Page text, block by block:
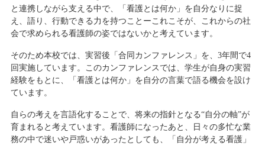
と連携しながら支える中で、「看護とは何か」を自分なりに捉
え、語り、行動できる力を持つことーこれこそが、これからの社
会で求められる看護師の姿ではないかと考えています。
そのため本校では、実習後「合同カンファレンス」を、3年間で4
回実施しています。このカンファレンスでは、学生が自身の実習
経験をもとに、「看護とは何か」を自分の言葉で語る機会を設け
ています。
自らの考えを言語化することで、将来の指針となる“自分の軸”が
育まれると考えています。看護師になったあと、日々の多忙な業
務の中で迷いや戸惑いがあったとしても、「自分が考える看護」